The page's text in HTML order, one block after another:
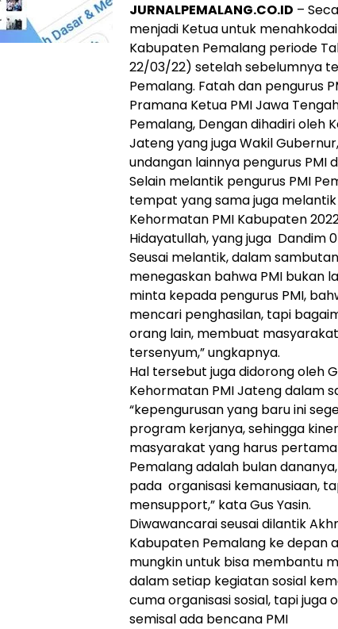
JURNALPEMALANG.CO.ID –
menjadi Ketua untuk
Kabupaten Pemalang periode
22/03/22) setelah sebelumnya
Pemalang. Fatah dan pengurus
Pramana Ketua PMI Jawa
Pemalang, Dengan dihadiri oleh
Jateng yang juga Wakil
undangan lainnya pengurus PMI
Selain melantik pengurus PMI
tempat yang sama juga
Kehormatan PMI Kabupaten
Hidayatullah, yang juga Dandim
Seusai melantik, dalam
menegaskan bahwa PMI bukan
minta kepada pengurus PMI,
mencari penghasilan, tapi
orang lain, membuat
tersenyum,” ungkapnya.
Hal tersebut juga didorong oleh
Kehormatan PMI Jateng dalam
“kepengurusan yang baru ini
program kerjanya, sehingga
masyarakat yang harus
Pemalang adalah bulan
pada organisasi kemanusiaan,
mensupport,” kata Gus Yasin.
Diwawancarai seusai dilantik
Kabupaten Pemalang ke depan
mungkin untuk bisa membantu
dalam setiap kegiatan sosial
cuma organisasi sosial, tapi juga
semisal ada bencana PMI